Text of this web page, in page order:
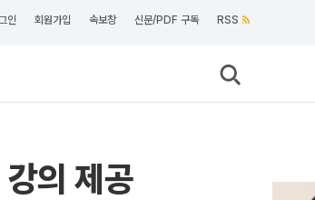
인 회원가입 속보창 신문/PDF 구독 RSS
의 제공